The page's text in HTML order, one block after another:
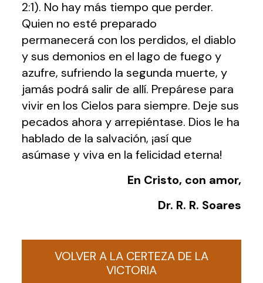
2:1). No hay más tiempo que perder.
Quien no esté preparado
permanecerá con los perdidos, el diablo
y sus demonios en el lago de fuego y
azufre, sufriendo la segunda muerte, y
jamás podrá salir de allí. Prepárese para
vivir en los Cielos para siempre. Deje sus
pecados ahora y arrepiéntase. Dios le ha
hablado de la salvación, ¡así que
asúmase y viva en la felicidad eterna!
En Cristo, con amor,
Dr. R. R. Soares
VOLVER A LA CERTEZA DE LA
VICTORIA